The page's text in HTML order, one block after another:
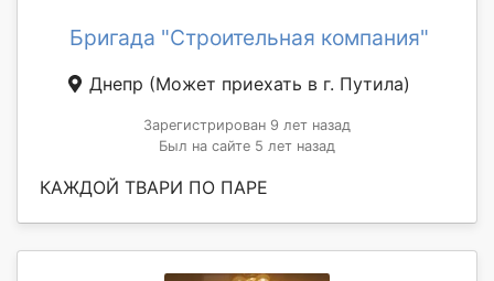
Бригада "Строительная компания"
Днепр (Может приехать в г. Путила)
Зарегистрирован 9 лет назад
Был на сайте 5 лет назад
КАЖДОЙ ТВАРИ ПО ПАРЕ